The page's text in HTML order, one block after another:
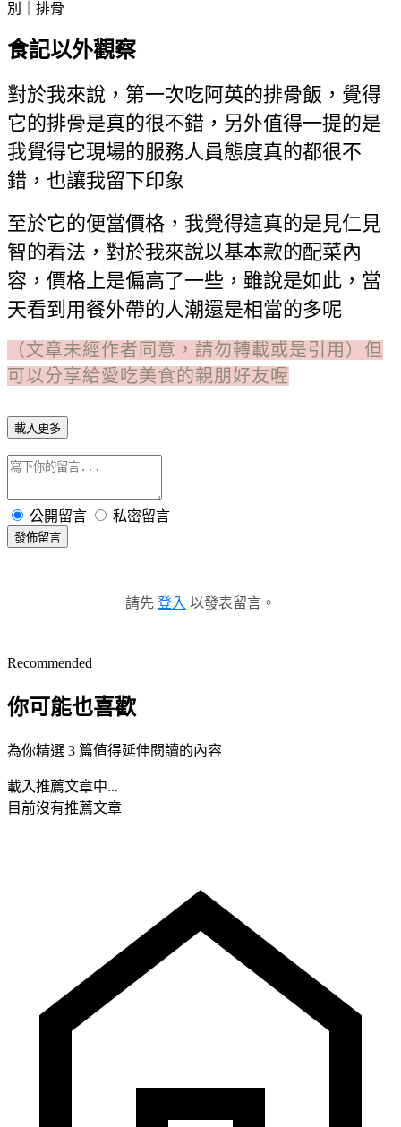
食記以外觀察
對於我來說，第一次吃阿英的排骨飯，覺得
它的排骨是真的很不錯，另外值得一提的是
我覺得它現場的服務人員態度真的都很不
錯，也讓我留下印象
至於它的便當價格，我覺得這真的是見仁見
智的看法，對於我來說以基本款的配菜內
容，價格上是偏高了一些，雖說是如此， 當
天看到用餐外帶的人潮還是相當的多呢
（文章未經作者同意，請勿轉載或是引用）但
可以分享給愛吃美食的親朋好友喔
載入更多
公開留言 私密留言
發佈留言
請先 登入 以發表留言。
Recommended
你可能也喜歡
為你精選 3 篇值得延伸閱讀的內容
載入推薦文章中...
目前沒有推薦文章